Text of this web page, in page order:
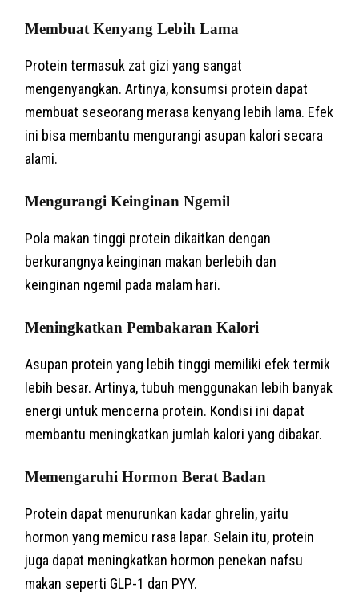
Membuat Kenyang Lebih Lama
Protein termasuk zat gizi yang sangat
mengenyangkan. Artinya, konsumsi protein dapat
membuat seseorang merasa kenyang lebih lama. Efek
ini bisa membantu mengurangi asupan kalori secara
alami.
Mengurangi Keinginan Ngemil
Pola makan tinggi protein dikaitkan dengan
berkurangnya keinginan makan berlebih dan
keinginan ngemil pada malam hari.
Meningkatkan Pembakaran Kalori
Asupan protein yang lebih tinggi memiliki efek termik
lebih besar. Artinya, tubuh menggunakan lebih banyak
energi untuk mencerna protein. Kondisi ini dapat
membantu meningkatkan jumlah kalori yang dibakar.
Memengaruhi Hormon Berat Badan
Protein dapat menurunkan kadar ghrelin, yaitu
hormon yang memicu rasa lapar. Selain itu, protein
juga dapat meningkatkan hormon penekan nafsu
makan seperti GLP-1 dan PYY.